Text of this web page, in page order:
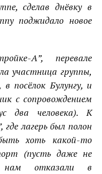
сделав днёвку в
поджидало новое
А”, перевале
участница группы,
посёлок Булунгу, и
с сопровождением
два человека). К
лагерь был полон
хоть какой-то
(пусть даже не
нам отказали в